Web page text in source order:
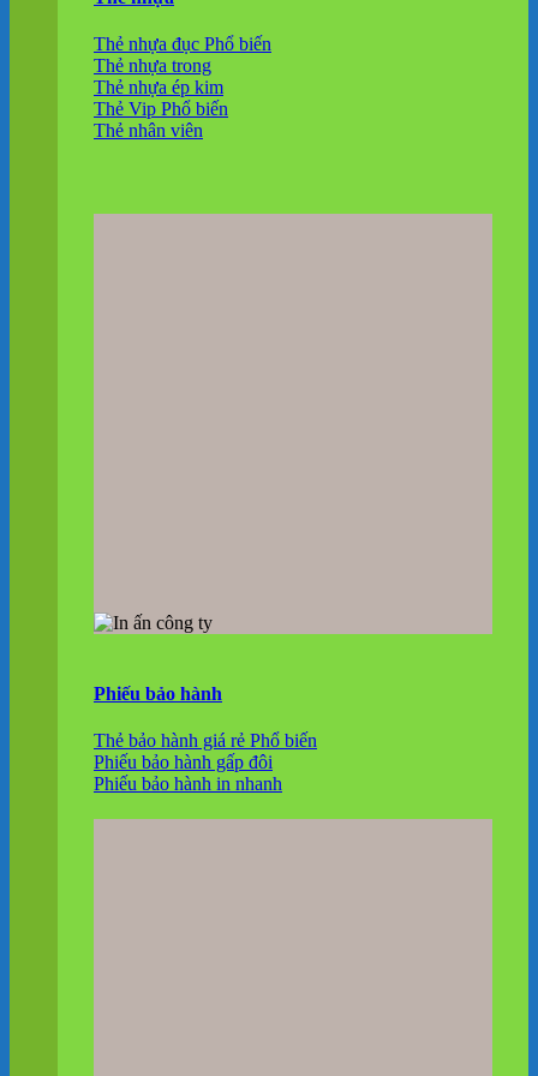
Thẻ nhựa đục
Thẻ nhựa trong
Thẻ nhựa ép kim
Thẻ Vip
Thẻ nhân viên
Phiếu bảo hành
Thẻ bảo hành giá rẻ
Phiếu bảo hành gấp đôi
Phiếu bảo hành in nhanh